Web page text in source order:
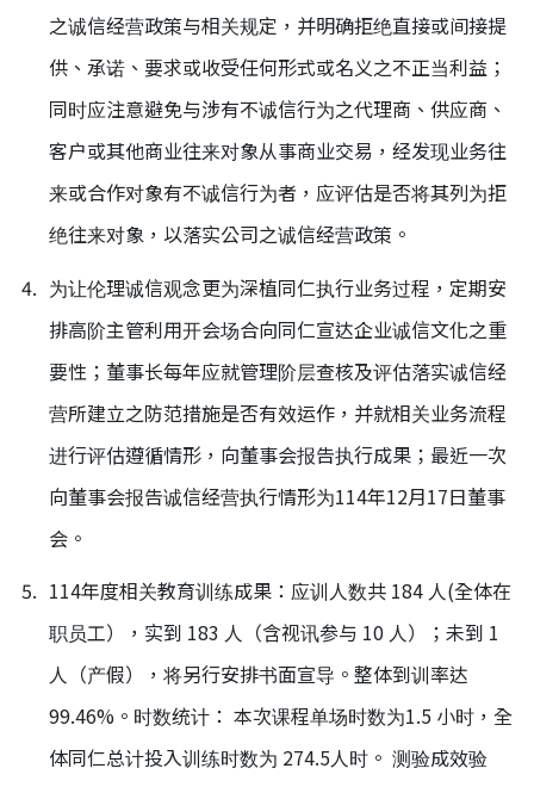
之诚信经营政策与相关规定，并明确拒绝直接或间接提
供、承诺、要求或收受任何形式或名义之不正当利益；
同时应注意避免与涉有不诚信行为之代理商、供应商、
客户或其他商业往来对象从事商业交易，经发现业务往
来或合作对象有不诚信行为者，应评估是否将其列为拒
绝往来对象，以落实公司之诚信经营政策。
为让伦理诚信观念更为深植同仁执行业务过程，定期安
排高阶主管利用开会场合向同仁宣达企业诚信文化之重
要性；董事长每年应就管理阶层查核及评估落实诚信经
营所建立之防范措施是否有效运作，并就相关业务流程
进行评估遵循情形，向董事会报告执行成果；最近一次
向董事会报告诚信经营执行情形为114年12月17日董事
会。
114年度相关教育训练成果：应训人数共 184 人(全体在
职员工），实到 183 人（含视讯参与 10 人）；未到 1
人（产假），将另行安排书面宣导。整体到训率达
99.46%。时数统计： 本次课程单场时数为1.5 小时，全
体同仁总计投入训练时数为 274.5人时。 测验成效验